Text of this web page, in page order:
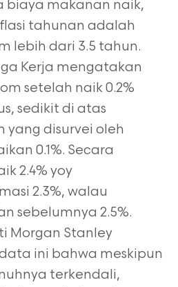
biaya makanan naik,
tahunan adalah
lebih dari 3.5 tahun.
Kerja mengatakan
setelah naik 0.2%
sedikit di atas
yang disurvei oleh
0.1%. Secara
2.4% yoy
2.3%, walau
sebelumnya 2.5%.
Morgan Stanley
ini bahwa meskipun
terkendali,